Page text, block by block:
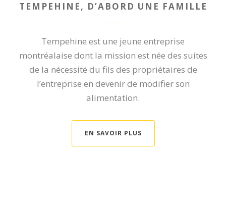
TEMPEHINE, D’ABORD UNE FAMILLE
Tempehine est une jeune entreprise
montréalaise dont la mission est née des suites
de la nécessité du fils des propriétaires de
l’entreprise en devenir de modifier son
alimentation.
EN SAVOIR PLUS